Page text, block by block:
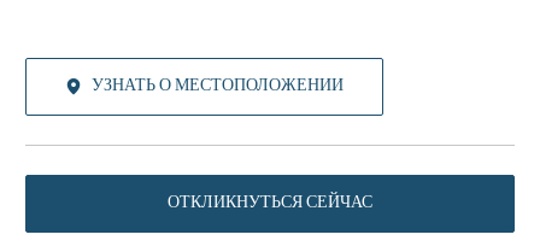
УЗНАТЬ О МЕСТОПОЛОЖЕНИИ
ОТКЛИКНУТЬСЯ СЕЙЧАС